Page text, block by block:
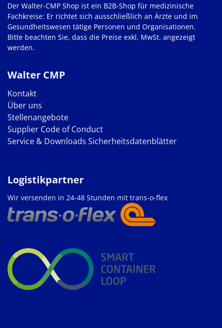
Walter CMP
Kontakt
Über uns
Stellenangebote
Supplier Code of Conduct
Service & Downloads Sicherheitsdatenblätter
Der Walter-CMP Shop ist ein B2B-Shop für medizinische
Fachkreise: Er richtet sich ausschließlich an Ärzte und im
Gesundheitswesen tätige Personen und Organisationen.
Bitte beachten Sie, dass die Preise exkl. MwSt. angezeigt
werden.
Logistikpartner
Wir versenden in 24-48 Stunden mit trans-o-flex